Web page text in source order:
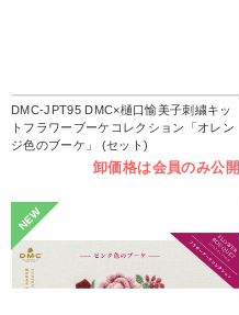
DMC-JPT95 DMC×樋口愉美子刺繍キッ
トフラワーブーケコレクション「オレン
ジ色のブーケ」 (セット)
卸価格は会員のみ公開
NEW